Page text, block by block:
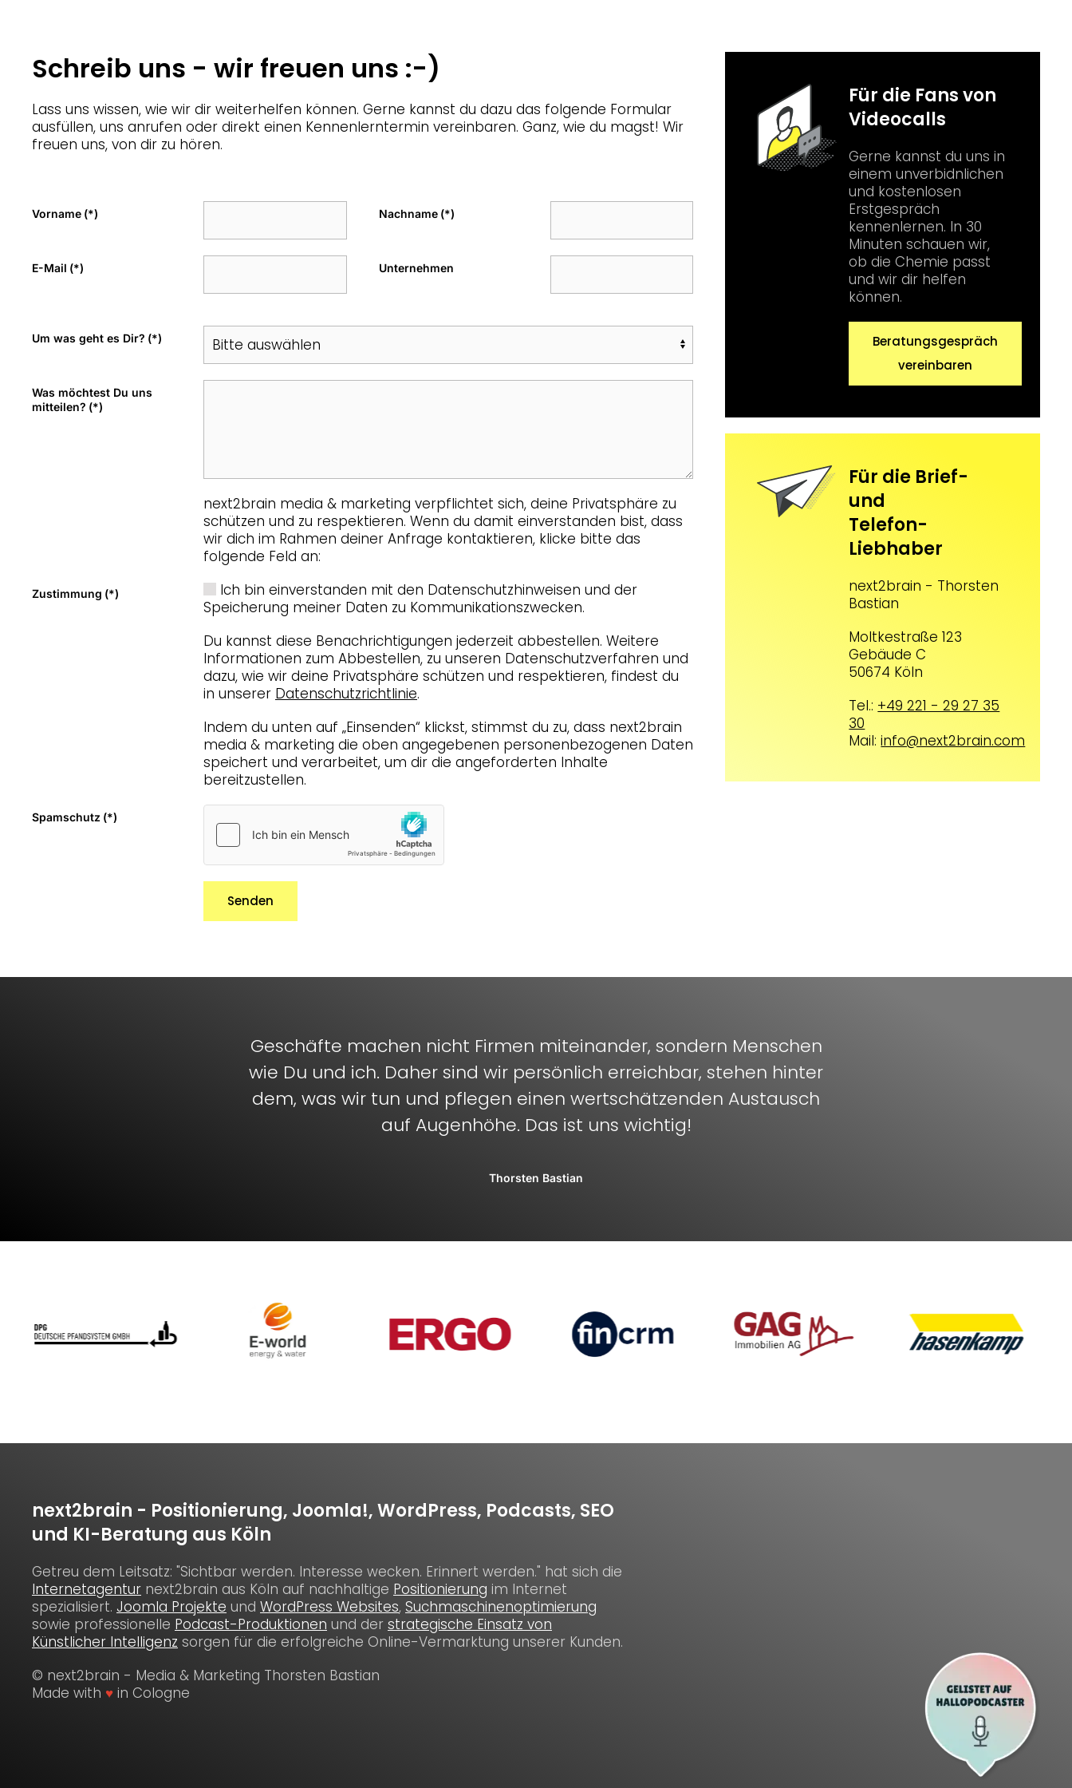
Schreib uns - wir freuen uns :-)
Lass uns wissen, wie wir dir weiterhelfen können. Gerne kannst du dazu das folgende Formular
ausfüllen, uns anrufen oder direkt einen Kennenlerntermin vereinbaren. Ganz, wie du magst! Wir
freuen uns, von dir zu hören.
Vorname (*)
E-Mail (*)
Nachname (*)
Unternehmen
Um was geht es Dir? (*)
Was möchtest Du uns
mitteilen? (*)
next2brain media & marketing verpflichtet sich, deine Privatsphäre zu
schützen und zu respektieren. Wenn du damit einverstanden bist, dass
wir dich im Rahmen deiner Anfrage kontaktieren, klicke bitte das
folgende Feld an:
Zustimmung (*)
Ich bin einverstanden mit den Datenschutzhinweisen und der
Speicherung meiner Daten zu Kommunikationszwecken.
Du kannst diese Benachrichtigungen jederzeit abbestellen. Weitere
Informationen zum Abbestellen, zu unseren Datenschutzverfahren und
dazu, wie wir deine Privatsphäre schützen und respektieren, findest du
in unserer Datenschutzrichtlinie.
Indem du unten auf „Einsenden“ klickst, stimmst du zu, dass next2brain
media & marketing die oben angegebenen personenbezogenen Daten
speichert und verarbeitet, um dir die angeforderten Inhalte
bereitzustellen.
Spamschutz (*)
Senden
Für die Fans von
Videocalls
Gerne kannst du uns in
einem unverbidnlichen
und kostenlosen
Erstgespräch
kennenlernen. In 30
Minuten schauen wir,
ob die Chemie passt
und wir dir helfen
können.
Beratungsgespräch
vereinbaren
Für die Brief-
und
Telefon-
Liebhaber
next2brain - Thorsten
Bastian
Moltkestraße 123
Gebäude C
50674 Köln
Tel.: +49 221 - 29 27 35
30
Mail: info@next2brain.com
Geschäfte machen nicht Firmen miteinander, sondern Menschen
wie Du und ich. Daher sind wir persönlich erreichbar, stehen hinter
dem, was wir tun und pflegen einen wertschätzenden Austausch
auf Augenhöhe. Das ist uns wichtig!
Thorsten Bastian
next2brain - Positionierung, Joomla!, WordPress, Podcasts, SEO
und KI-Beratung aus Köln
Getreu dem Leitsatz: "Sichtbar werden. Interesse wecken. Erinnert werden." hat sich die
Internetagentur next2brain aus Köln auf nachhaltige Positionierung im Internet
spezialisiert. Joomla Projekte und WordPress Websites, Suchmaschinenoptimierung
sowie professionelle Podcast-Produktionen und der strategische Einsatz von
Künstlicher Intelligenz sorgen für die erfolgreiche Online-Vermarktung unserer Kunden.
© next2brain - Media & Marketing Thorsten Bastian
Made with ♥ in Cologne